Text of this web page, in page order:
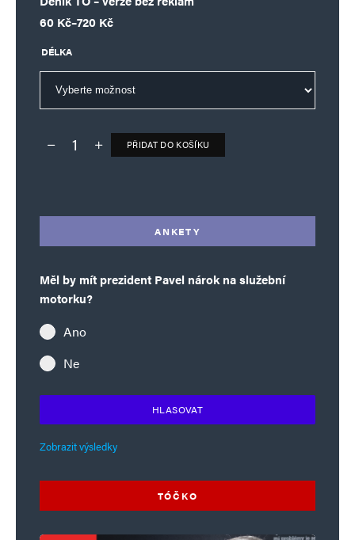
60 Kč–720 Kč
Rozpětí cen: 60 Kč až 720 Kč
DÉLKA
Deník TO – verze bez reklam množství
PŘIDAT DO KOŠÍKU
ANKETY
Měl by mít prezident Pavel nárok na služební
motorku?
Ano
Ne
HLASOVAT
Zobrazit výsledky
TÓČKO